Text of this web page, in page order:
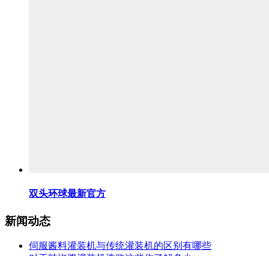
双头环球最新官方
新闻动态
伺服酱料灌装机与传统灌装机的区别有哪些